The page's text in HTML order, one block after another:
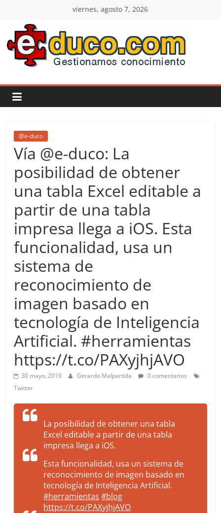
contenido
viernes, agosto 7, 2026
E-
duco:
Gestión
del
Conocimiento
Learn
Do
more.
Be
more.
@e-duco
Vía @e-duco: La
posibilidad de obtener
una tabla Excel editable a
partir de una tabla
impresa llega a iOS. Esta
funcionalidad, usa un
sistema de
reconocimiento de
imagen basado en
tecnología de Inteligencia
Artificial. #herramientas
https://t.co/PAXyjhjAVO
30 mayo, 2019 Gerardo Malpartida
0 comentarios
Twitter
La posibilidad de obtener una tabla
Excel editable a partir de una tabla
impresa llega a iOS.
Esta funcionalidad, usa un sistema de
reconocimiento de imagen basado en
tecnología de Inteligencia Artificial.
#herramientas #blog
https://t.co/PAXyjhjAVO